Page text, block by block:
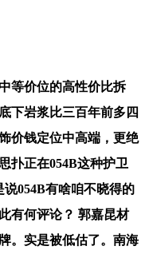
价位的高性价比拆
下岩浆比三百年前多四
价钱定位中高端，更绝
扑正在054B这种护卫
054B有啥咱不晓得的
有何评论？ 郭嘉昆材
。实是被低估了。南海